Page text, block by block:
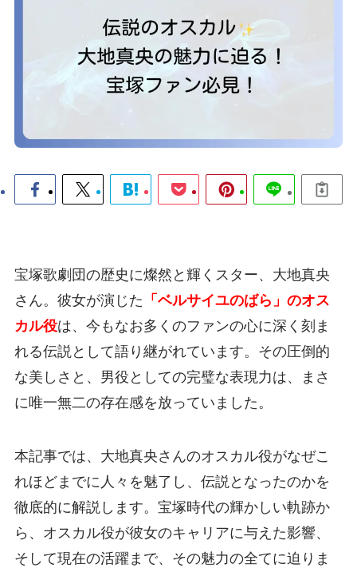
宝塚歌劇団の歴史に燦然と輝くスター、大地真央
さん。彼女が演じた 「ベルサイユのばら」のオス
カル役は、今もなお多くのファンの心に深く刻ま
れる伝説として語り継がれています。その圧倒的
な美しさと、男役としての完璧な表現力は、まさ
に唯一無二の存在感を放っていました。
本記事では、大地真央さんのオスカル役がなぜこ
れほどまでに人々を魅了し、伝説となったのかを
徹底的に解説します。宝塚時代の輝かしい軌跡か
ら、オスカル役が彼女のキャリアに与えた影響、
そして現在の活躍まで、その魅力の全てに迫りま